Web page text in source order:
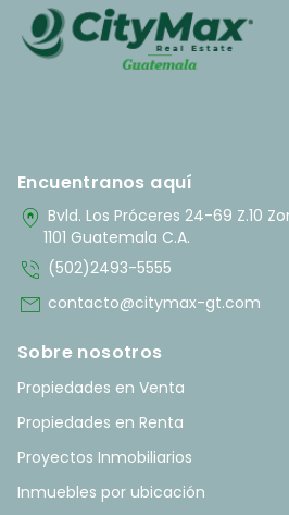
Encuentranos aquí
home_pin Bvld. Los Próceres 24-69 Z.10
1101 Guatemala C.A.
phone_in_talk (502)2493-5555
mail contacto@citymax-gt.com
Sobre nosotros
Propiedades en Venta
Propiedades en Renta
Proyectos Inmobiliarios
Inmuebles por ubicación